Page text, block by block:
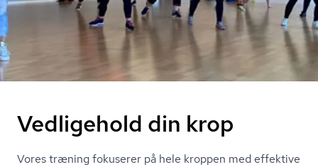
Vedligehold din krop
Vores træning fokuserer på hele kroppen med effektive